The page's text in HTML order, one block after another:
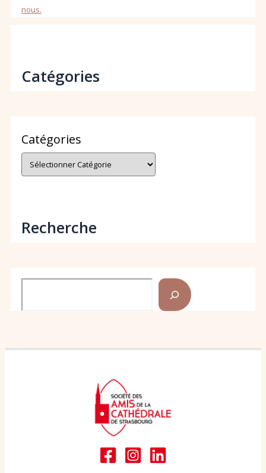
nous.
Catégories
Catégories
Recherche